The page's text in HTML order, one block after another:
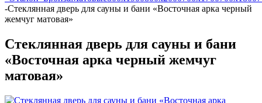
-Стеклянная дверь для сауны и бани «Восточная арка черный
жемчуг матовая»
Стеклянная дверь для сауны и бани
«Восточная арка черный жемчуг
матовая»